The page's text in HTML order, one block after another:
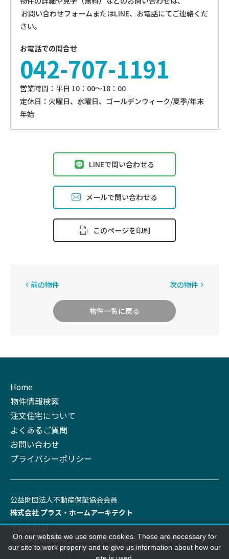
お問い合わせフォームまたはLINE、お電話にてご連絡くだ
さい。
お電話での問合せ
042-707-1191
営業時間：平⽇ 10：00〜18：00
定休⽇：火曜日、⽔曜⽇、ゴールデンウィーク/夏季/年末
年始
LINEで問い合わせる
メールで問い合わせる
このページを印刷
前の物件
物件一覧に戻る
次の物件
Home
物件情報検索
注文住宅について
よくあるご質問
お問い合わせ
プライバシーポリシー
公益財団法⼈不動産保証協会会員
株式会社 プラス‧ホームアーキテクト
〒252-0231
神奈川県相模原市中央区相模原7-8-3 パステル相模原1F-B
TEL：042-707-1191 FAX：050-3606-1991
On our website we use some cookies. These are necessary for
our site to work properly and to give us information about how our